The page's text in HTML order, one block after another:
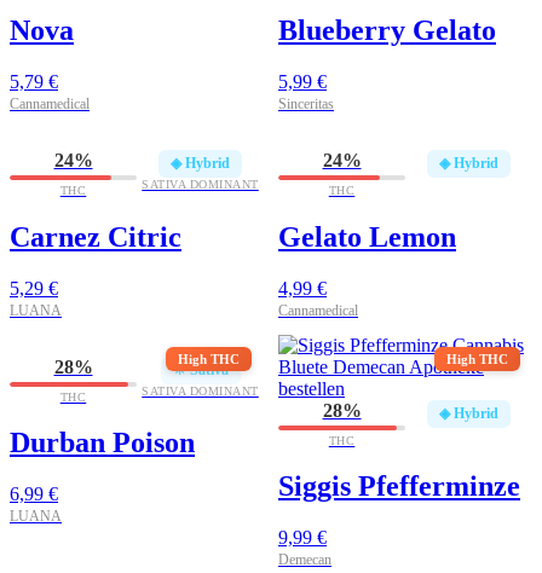
Nova
5,79 €
Cannamedical
Blueberry Gelato
5,99 €
Sinceritas
24%
THC
◈ Hybrid
SATIVA DOMINANT
Carnez Citric
5,29 €
LUANA
24%
THC
◈ Hybrid
Gelato Lemon
4,99 €
Cannamedical
High THC
28%
THC
☀ Sativa
SATIVA DOMINANT
Durban Poison
6,99 €
LUANA
High THC
28%
THC
◈ Hybrid
Siggis Pfefferminze
9,99 €
Demecan